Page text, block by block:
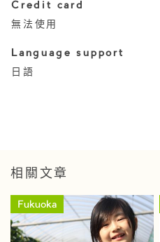
Credit card
無法使用
Language support
日語
相關文章
Fukuoka